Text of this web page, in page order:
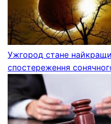
Ужгород стане
спостереження